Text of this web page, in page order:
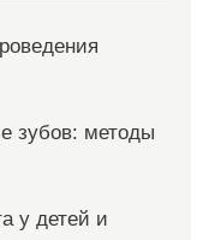
зубов: методы
у детей и